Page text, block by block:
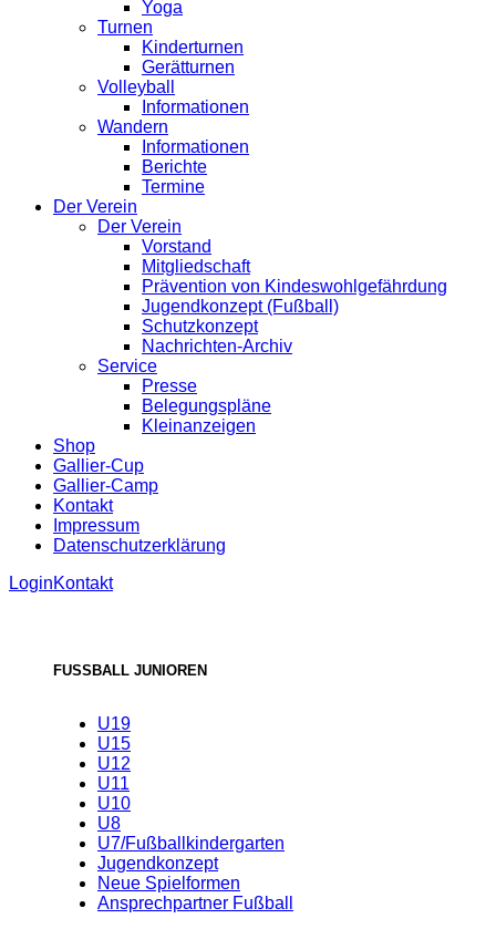
Yoga
Turnen
Kinderturnen
Gerätturnen
Volleyball
Informationen
Wandern
Informationen
Berichte
Termine
Der Verein
Der Verein
Vorstand
Mitgliedschaft
Prävention von Kindeswohlgefährdung
Jugendkonzept (Fußball)
Schutzkonzept
Nachrichten-Archiv
Service
Presse
Belegungspläne
Kleinanzeigen
Shop
Gallier-Cup
Gallier-Camp
Kontakt
Impressum
Datenschutzerklärung
LoginKontakt
FUSSBALL JUNIOREN
U19
U15
U12
U11
U10
U8
U7/Fußballkindergarten
Jugendkonzept
Neue Spielformen
Ansprechpartner Fußball